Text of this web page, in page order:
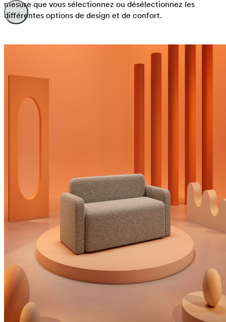
mesure que vous sélectionnez ou désélectionnez les
différentes options de design et de confort.